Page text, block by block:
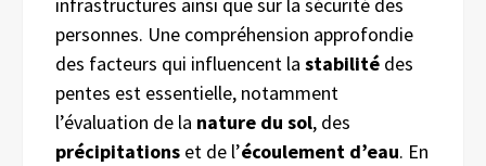
personnes. Une compréhension approfondie
des facteurs qui influencent la stabilité des
pentes est essentielle, notamment
l’évaluation de la nature du sol, des
précipitations et de l’écoulement d’eau. En